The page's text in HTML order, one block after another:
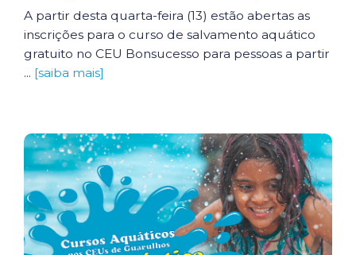
A partir desta quarta-feira (13) estão abertas as
inscrições para o curso de salvamento aquático
gratuito no CEU Bonsucesso para pessoas a partir
... [saiba mais]